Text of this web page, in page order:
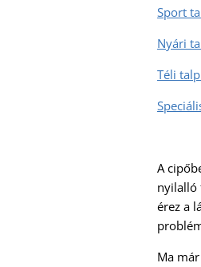
Sport
Nyári
Téli
A
nyilalló
érez a
Ma